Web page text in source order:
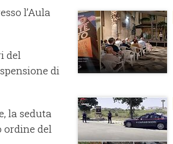
l’Aula
del
di
la seduta
ordine del